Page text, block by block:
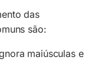
das
são:
maiúsculas e